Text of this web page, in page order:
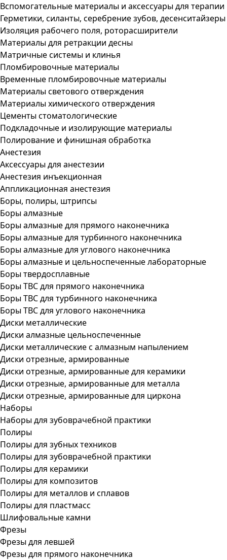
Вспомогательные материалы и аксессуары для терапии
Герметики, силанты, серебрение зубов, десенситайзеры
Изоляция рабочего поля, роторасширители
Материалы для ретракции десны
Матричные системы и клинья
Пломбировочные материалы
Временные пломбировочные материалы
Материалы светового отверждения
Материалы химического отверждения
Цементы стоматологические
Подкладочные и изолирующие материалы
Полирование и финишная обработка
Анестезия
Аксессуары для анестезии
Анестезия инъекционная
Аппликационная анестезия
Боры, полиры, штрипсы
Боры алмазные
Боры алмазные для прямого наконечника
Боры алмазные для турбинного наконечника
Боры алмазные для углового наконечника
Боры алмазные и цельноспеченные лабораторные
Боры твердосплавные
Боры ТВС для прямого наконечника
Боры ТВС для турбинного наконечника
Боры ТВС для углового наконечника
Диски металлические
Диски алмазные цельноспеченные
Диски металлические с алмазным напылением
Диски отрезные, армированные
Диски отрезные, армированные для керамики
Диски отрезные, армированные для металла
Диски отрезные, армированные для циркона
Наборы
Наборы для зубоврачебной практики
Полиры
Полиры для зубных техников
Полиры для зубоврачебной практики
Полиры для керамики
Полиры для композитов
Полиры для металлов и сплавов
Полиры для пластмасс
Шлифовальные камни
Фрезы
Фрезы для левшей
Фрезы для прямого наконечника